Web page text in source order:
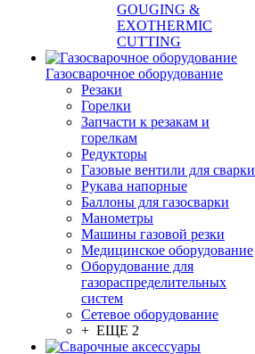
GOUGING &
EXOTHERMIC
CUTTING
Газосварочное оборудование
Резаки
Горелки
Запчасти к резакам и
горелкам
Редукторы
Газовые вентили для сварки
Рукава напорные
Баллоны для газосварки
Манометры
Машины газовой резки
Медицинское оборудование
Оборудование для
газораспределительных
систем
Сетевое оборудование
+ ЕЩЕ 2